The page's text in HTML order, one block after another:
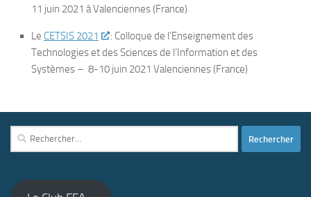
11 juin 2021 à Valenciennes (France)
Le CETSIS 2021
: Colloque de l’Enseignement des
Technologies et des Sciences de l’Information et des
Systèmes – 8-10 juin 2021 Valenciennes (France)
Rechercher :